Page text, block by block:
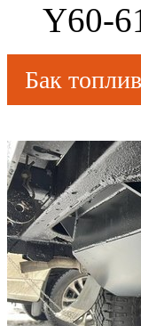
Y60-
Бак